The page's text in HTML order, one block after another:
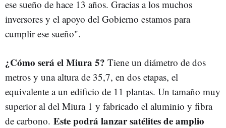
ese sueño de hace 13 años. Gracias a los muchos
inversores y el apoyo del Gobierno estamos para
cumplir ese sueño".
¿Cómo será el Miura 5? Tiene un diámetro de dos
metros y una altura de 35,7, en dos etapas, el
equivalente a un edificio de 11 plantas. Un tamaño muy
superior al del Miura 1 y fabricado el aluminio y fibra
de carbono. Este podrá lanzar satélites de amplio